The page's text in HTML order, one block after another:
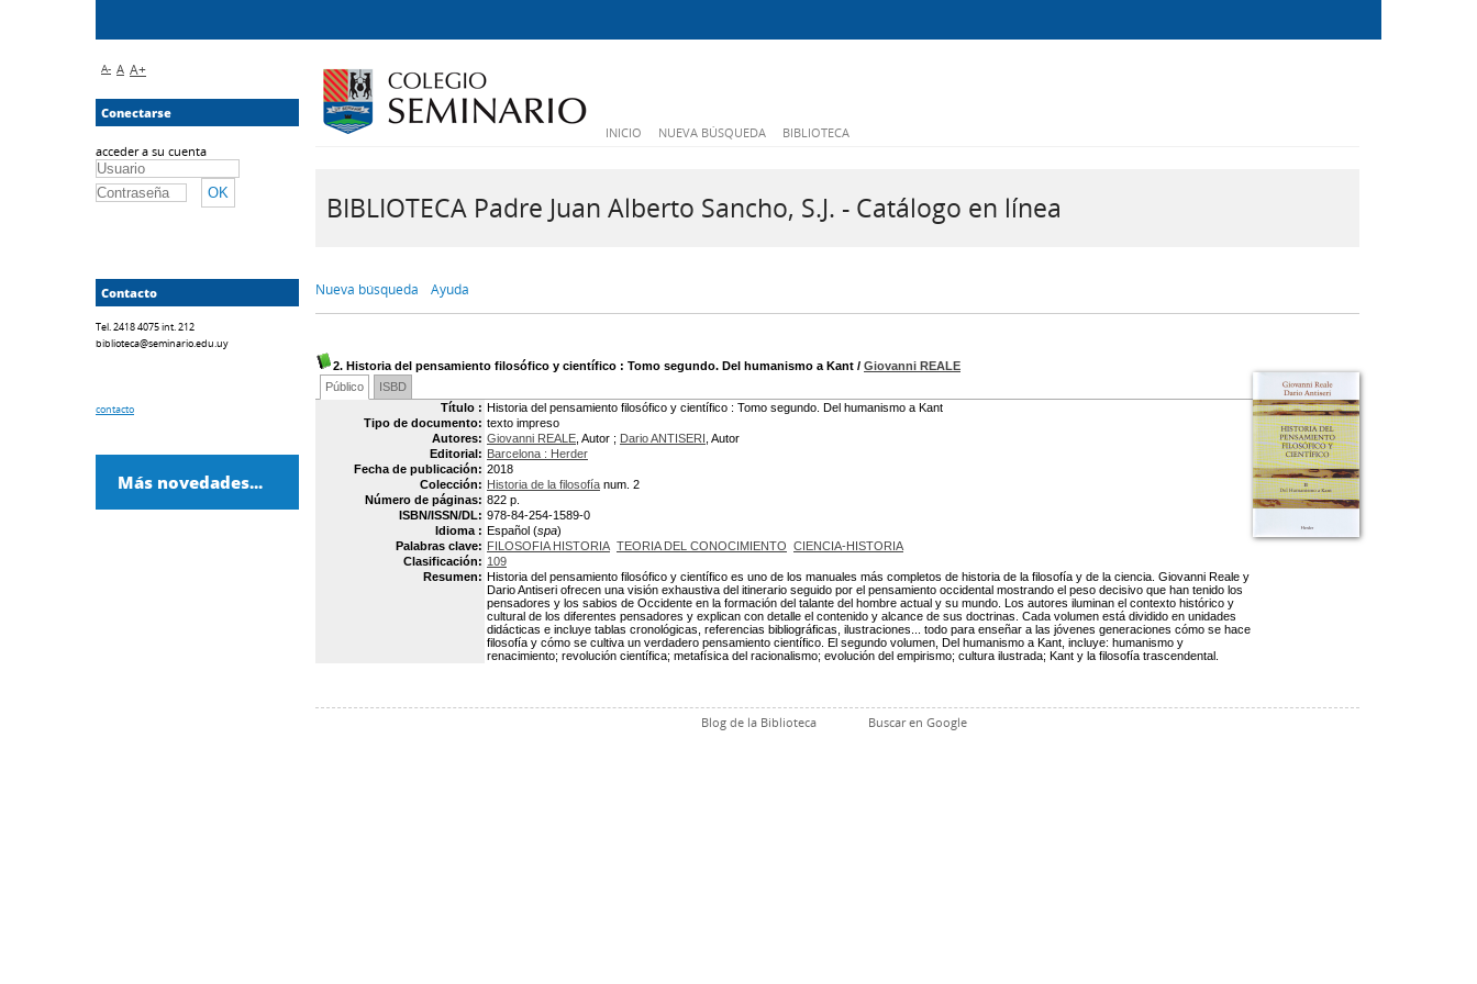
INICIO NUEVA BÚSQUEDA BIBLIOTECA
BIBLIOTECA Padre Juan Alberto Sancho, S.J. - Catálogo en línea
Nueva búsqueda Ayuda
2. Historia del pensamiento filosófico y científico : Tomo segundo. Del humanismo a Kant / Giovanni REALE
Público
ISBD
Título : Historia del pensamiento filosófico y científico : Tomo segundo. Del humanismo a Kant
Tipo de documento: texto impreso
Autores: Giovanni REALE , Autor ; Dario ANTISERI , Autor
Editorial: Barcelona : Herder
Fecha de publicación: 2018
Colección: Historia de la filosofía num. 2
Número de páginas: 822 p.
ISBN/ISSN/DL: 978-84-254-1589-0
Idioma : Español (spa)
Palabras clave: FILOSOFIA HISTORIA TEORIA DEL CONOCIMIENTO CIENCIA-HISTORIA
Clasificación: 109
Resumen: Historia del pensamiento filosófico y científico es uno de los manuales más completos de historia de la filosofía y de la ciencia. Giovanni Reale y
Dario Antiseri ofrecen una visión exhaustiva del itinerario seguido por el pensamiento occidental mostrando el peso decisivo que han tenido los
pensadores y los sabios de Occidente en la formación del talante del hombre actual y su mundo. Los autores iluminan el contexto histórico y
cultural de los diferentes pensadores y explican con detalle el contenido y alcance de sus doctrinas. Cada volumen está dividido en unidades
didácticas e incluye tablas cronológicas, referencias bibliográficas, ilustraciones... todo para enseñar a las jóvenes generaciones cómo se hace
filosofía y cómo se cultiva un verdadero pensamiento científico. El segundo volumen, Del humanismo a Kant, incluye: humanismo y
renacimiento; revolución científica; metafísica del racionalismo; evolución del empirismo; cultura ilustrada; Kant y la filosofía trascendental.
Blog de la Biblioteca Buscar en Google
A- A A+
Conectarse
acceder a su cuenta
Contacto
Tel. 2418 4075 int. 212
biblioteca@seminario.edu.uy
contacto
Más novedades...